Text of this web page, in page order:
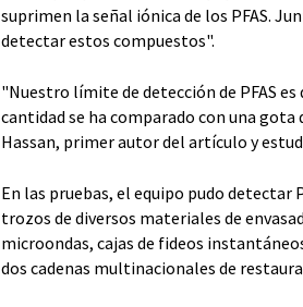
suprimen la señal iónica de los PFAS.
detectar estos compuestos".
"Nuestro límite de detección de PFAS
cantidad se ha comparado con una gota
Hassan, primer autor del artículo y
En las pruebas, el equipo pudo
trozos de diversos materiales de
microondas, cajas de fideos
dos cadenas multinacionales de